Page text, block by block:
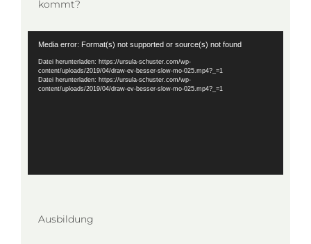
kommt?
Media error: Format(s) not supported or source(s) not found
Datei herunterladen: https://ursula-schuster.com/wp-
content/uploads/2019/04/draw-ev-besser-slow-mo-025.mp4?_=1
Datei herunterladen: https://ursula-schuster.com/wp-
content/uploads/2019/04/draw-ev-besser-slow-mo-025.mp4?_=1
Ausbildung